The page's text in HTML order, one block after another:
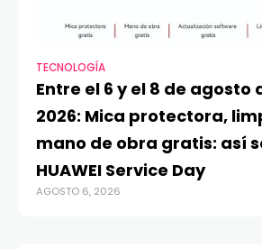
TECNOLOGÍA
Entre el 6 y el 8 de agosto
2026: Mica protectora,
mano de obra gratis: así
HUAWEI Service Day
AGOSTO 6, 2026